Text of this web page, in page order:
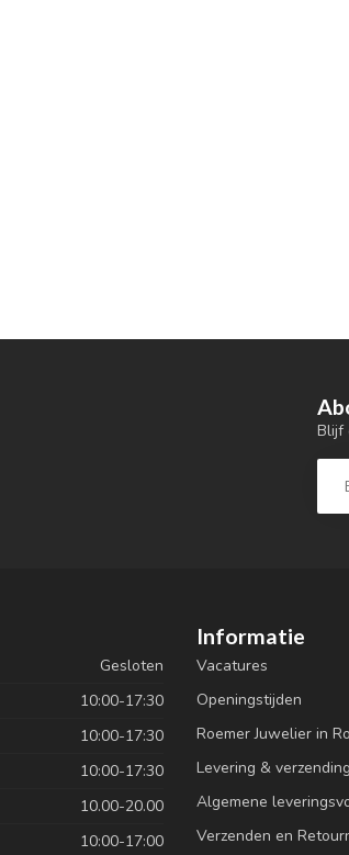
Blijf
Gesloten
10:00-17:30
10:00-17:30
10:00-17:30
10.00-20.00
10:00-17:00
Informatie
Vacatures
Openingstijden
Roemer Juwelier in
Levering & verzending
Algemene
Verzenden en